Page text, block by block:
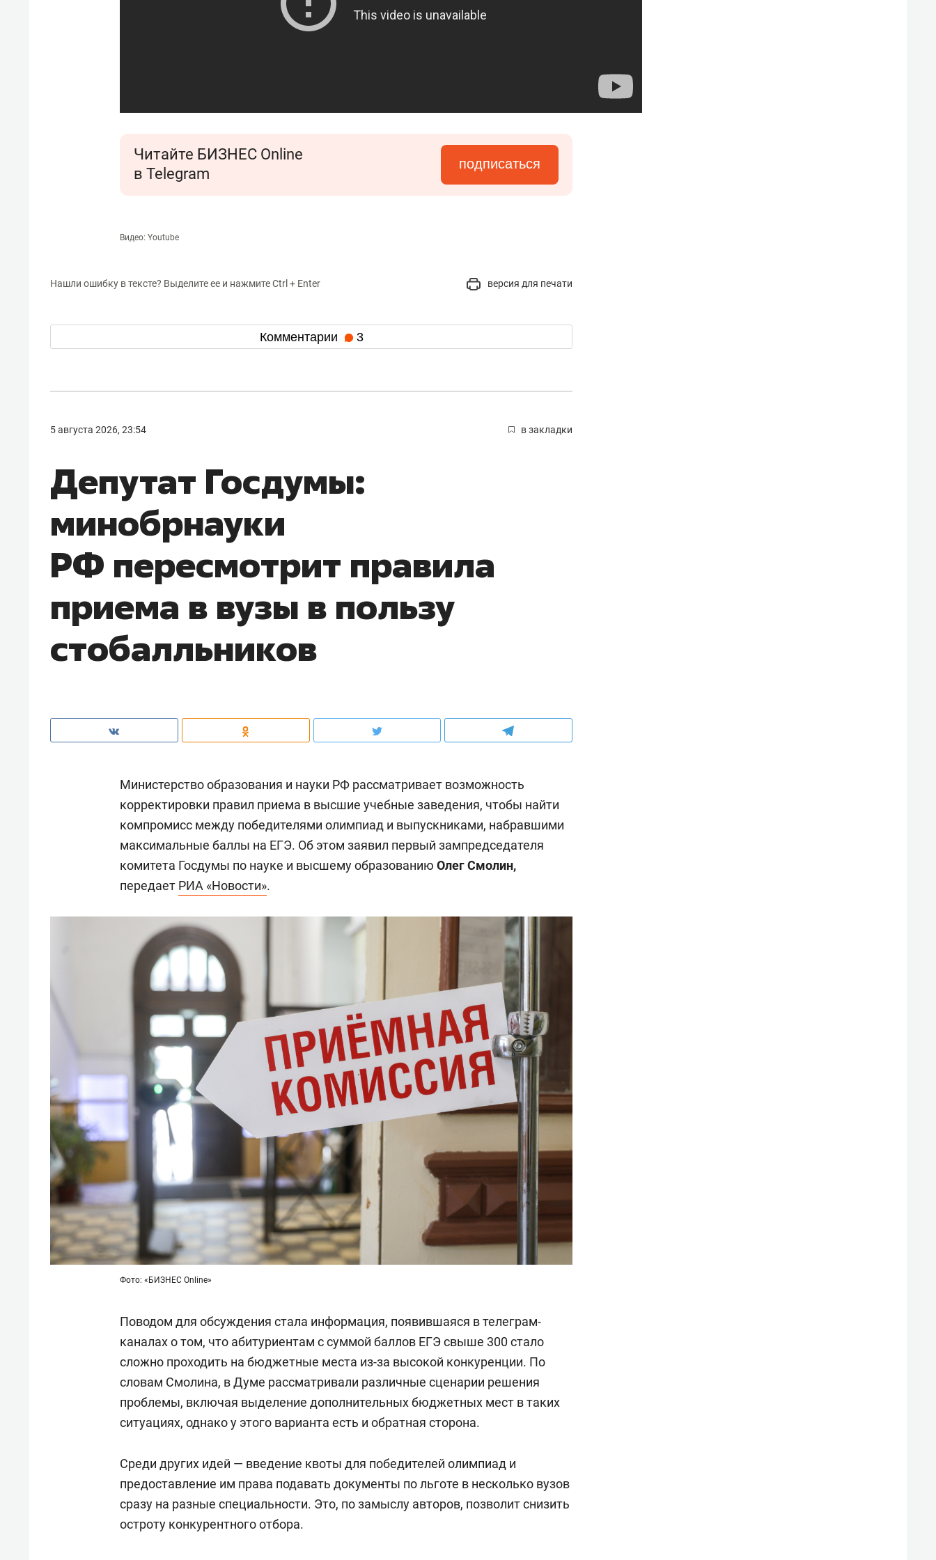
Читайте БИЗНЕС Online
в Telegram
подписаться
Видео: Youtube
Нашли ошибку в тексте? Выделите ее и нажмите Ctrl + Enter версия для печати
Комментарии 3
5 августа 2026, 23:54 в закладки
Депутат Госдумы:
минобрнауки
РФ пересмотрит правила
приема в вузы в пользу
стобалльников
Министерство образования и науки РФ рассматривает возможность
корректировки правил приема в высшие учебные заведения, чтобы найти
компромисс между победителями олимпиад и выпускниками, набравшими
максимальные баллы на ЕГЭ. Об этом заявил первый зампредседателя
комитета Госдумы по науке и высшему образованию Олег Смолин,
передает РИА «Новости».
Фото: «БИЗНЕС Online»
Поводом для обсуждения стала информация, появившаяся в телеграм-
каналах о том, что абитуриентам с суммой баллов ЕГЭ свыше 300 стало
сложно проходить на бюджетные места из-за высокой конкуренции. По
словам Смолина, в Думе рассматривали различные сценарии решения
проблемы, включая выделение дополнительных бюджетных мест в таких
ситуациях, однако у этого варианта есть и обратная сторона.
Среди других идей — введение квоты для победителей олимпиад и
предоставление им права подавать документы по льготе в несколько вузов
сразу на разные специальности. Это, по замыслу авторов, позволит снизить
остроту конкурентного отбора.